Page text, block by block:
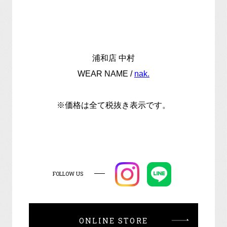
浦和店 中村
WEAR NAME / nak.
※価格は全て税抜き表示です。
FOLLOW US
ONLINE STORE